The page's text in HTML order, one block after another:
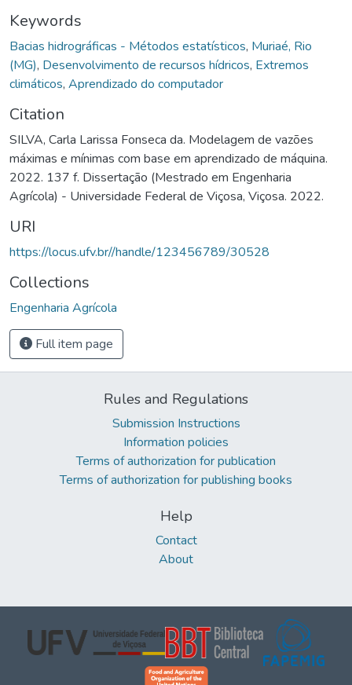
Keywords
Bacias hidrográficas - Métodos estatísticos, Muriaé, Rio
(MG), Desenvolvimento de recursos hídricos, Extremos
climáticos, Aprendizado do computador
Citation
SILVA, Carla Larissa Fonseca da. Modelagem de vazões
máximas e mínimas com base em aprendizado de máquina.
2022. 137 f. Dissertação (Mestrado em Engenharia
Agrícola) - Universidade Federal de Viçosa, Viçosa. 2022.
URI
https://locus.ufv.br//handle/123456789/30528
Collections
Engenharia Agrícola
Full item page
Rules and Regulations
Submission Instructions
Information policies
Terms of authorization for publication
Terms of authorization for publishing books
Help
Contact
About